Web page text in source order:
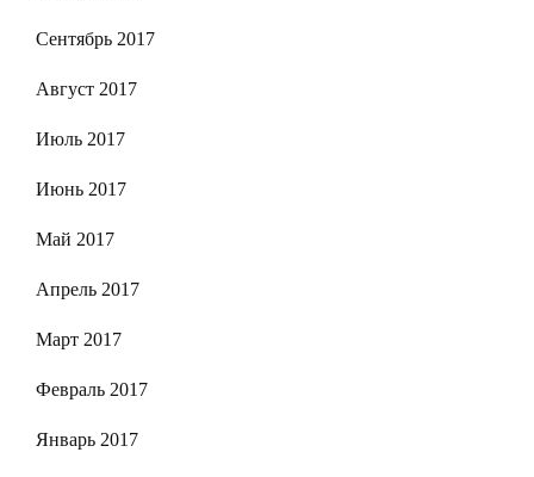
Сентябрь 2017
Август 2017
Июль 2017
Июнь 2017
Май 2017
Апрель 2017
Март 2017
Февраль 2017
Январь 2017